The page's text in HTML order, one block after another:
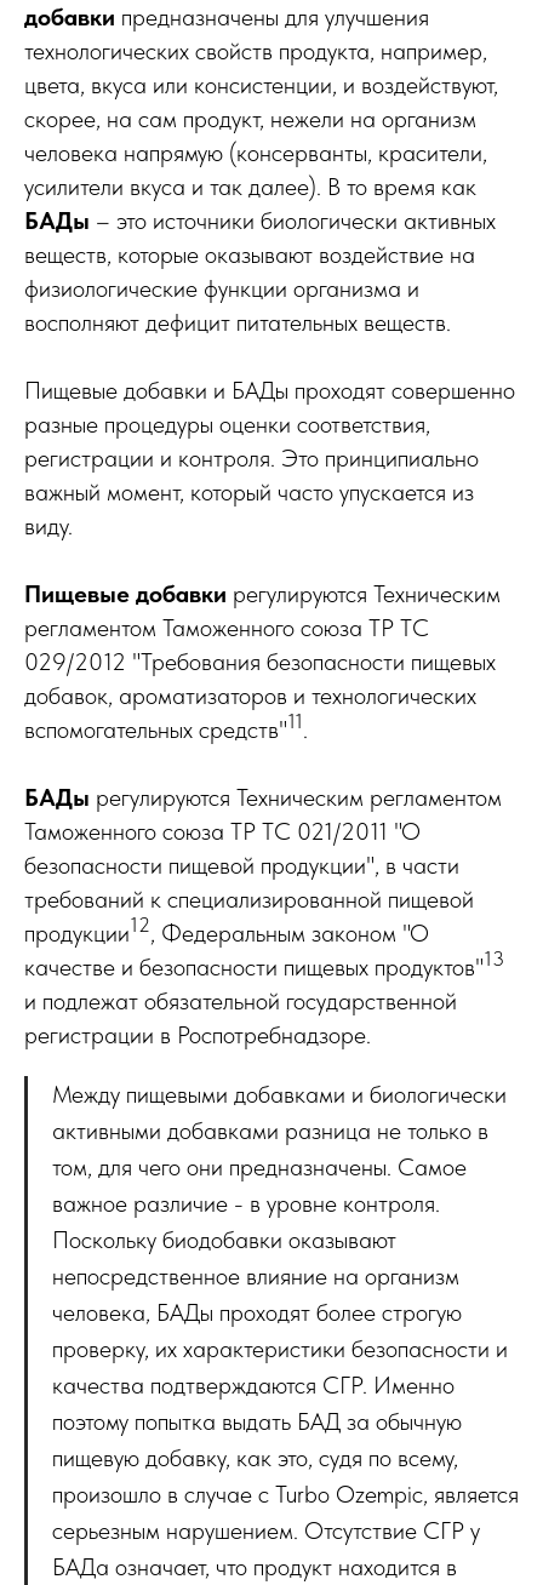
добавки предназначены для улучшения
технологических свойств продукта, например,
цвета, вкуса или консистенции, и воздействуют,
скорее, на сам продукт, нежели на организм
человека напрямую (консерванты, красители,
усилители вкуса и так далее). В то время как
БАДы – это источники биологически активных
веществ, которые оказывают воздействие на
физиологические функции организма и
восполняют дефицит питательных веществ.
Пищевые добавки и БАДы проходят совершенно
разные процедуры оценки соответствия,
регистрации и контроля. Это принципиально
важный момент, который часто упускается из
виду.
Пищевые добавки регулируются Техническим
регламентом Таможенного союза ТР ТС
029/2012 "Требования безопасности пищевых
добавок, ароматизаторов и технологических
вспомогательных средств"11.
БАДы регулируются Техническим регламентом
Таможенного союза ТР ТС 021/2011 "О
безопасности пищевой продукции", в части
требований к специализированной пищевой
продукции12, Федеральным законом "О
качестве и безопасности пищевых продуктов"13
и подлежат обязательной государственной
регистрации в Роспотребнадзоре.
Между пищевыми добавками и биологически
активными добавками разница не только в
том, для чего они предназначены. Самое
важное различие - в уровне контроля.
Поскольку биодобавки оказывают
непосредственное влияние на организм
человека, БАДы проходят более строгую
проверку, их характеристики безопасности и
качества подтверждаются СГР. Именно
поэтому попытка выдать БАД за обычную
пищевую добавку, как это, судя по всему,
произошло в случае с Turbo Ozempic, является
серьезным нарушением. Отсутствие СГР у
БАДа означает, что продукт находится в